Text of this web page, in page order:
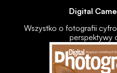
Digital
Wszystko o fotografii
perspektywy